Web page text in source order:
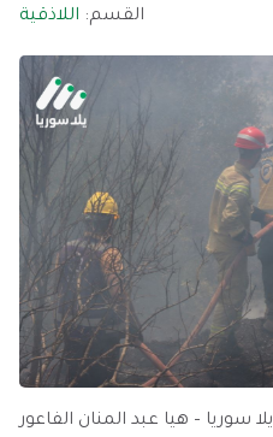
القسم: اللاذقية
يلا سوريا – هيا عبد المنان الفاعور